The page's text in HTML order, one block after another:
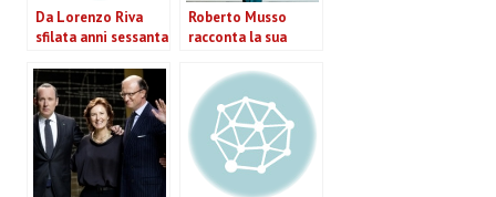
Da Lorenzo Riva
sfilata anni sessanta
intramontabile
Roberto Musso
racconta la sua
prossimo inverno
2013 (VIDEO)